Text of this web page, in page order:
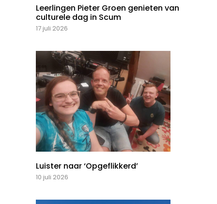
Leerlingen Pieter Groen genieten van
culturele dag in Scum
17 juli 2026
Luister naar ‘Opgeflikkerd’
10 juli 2026